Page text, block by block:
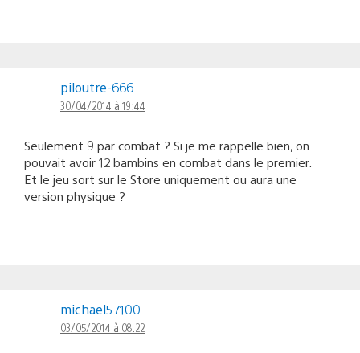
piloutre-666
30/04/2014 à 19:44
Seulement 9 par combat ? Si je me rappelle bien, on
pouvait avoir 12 bambins en combat dans le premier.
Et le jeu sort sur le Store uniquement ou aura une
version physique ?
michael57100
03/05/2014 à 08:22